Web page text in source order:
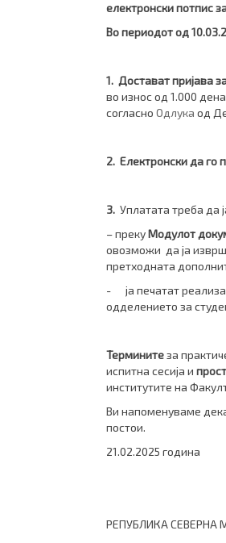
електронски потпис
Во периодот од
1. Достават пријава
во износ од 1.000
согласно Одлука од
2. Електронски да го
3. Уплатата треба да
– прекуМодулот
овозможи да ја
претходната
- ја печатат
одделението за
Терминитеза
испитна сесија и
институтите на
Ви напоменуваме
постои.
21.02.2025
РЕПУБЛИКА СЕВЕРНА